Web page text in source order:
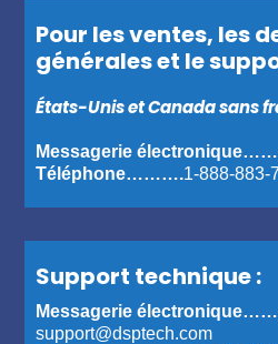
Pour les ventes, les
générales et le
États-Unis et Canada sans
Messagerie
Téléphone……….1-888-883-
Support technique :
Messagerie
support@dsptech.com